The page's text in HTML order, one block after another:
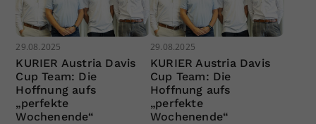
29.08.2025
KURIER Austria Davis
Cup Team: Die
Hoffnung aufs
„perfekte
Wochenende“
29.08.2025
KURIER Austria Davis
Cup Team: Die
Hoffnung aufs
„perfekte
Wochenende“